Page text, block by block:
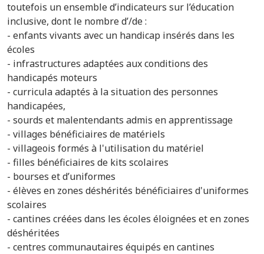
toutefois un ensemble d’indicateurs sur l’éducation
inclusive, dont le nombre d’/de :
- enfants vivants avec un handicap insérés dans les
écoles
- infrastructures adaptées aux conditions des
handicapés moteurs
- curricula adaptés à la situation des personnes
handicapées,
- sourds et malentendants admis en apprentissage
- villages bénéficiaires de matériels
- villageois formés à l'utilisation du matériel
- filles bénéficiaires de kits scolaires
- bourses et d’uniformes
- élèves en zones déshérités bénéficiaires d'uniformes
scolaires
- cantines créées dans les écoles éloignées et en zones
déshéritées
- centres communautaires équipés en cantines